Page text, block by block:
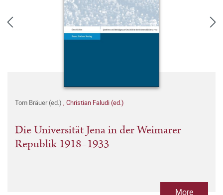
Tom Bräuer (ed.) , Christian Faludi (ed.)
Die Universität Jena in der Weimarer
Republik 1918–1933
More